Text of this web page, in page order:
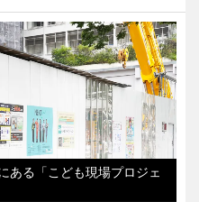
ある「こども現場プロジェ